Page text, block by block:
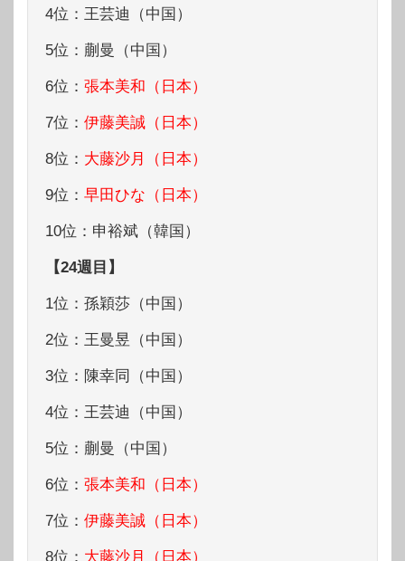
4位：王芸迪（中国）
5位：蒯曼（中国）
6位： 張本美和（日本）
7位： 伊藤美誠（日本）
8位： 大藤沙月（日本）
9位： 早田ひな（日本）
10位：申裕斌（韓国）
【24週目】
1位：孫穎莎（中国）
2位：王曼昱（中国）
3位：陳幸同（中国）
4位：王芸迪（中国）
5位：蒯曼（中国）
6位： 張本美和（日本）
7位： 伊藤美誠（日本）
8位： 大藤沙月（日本）